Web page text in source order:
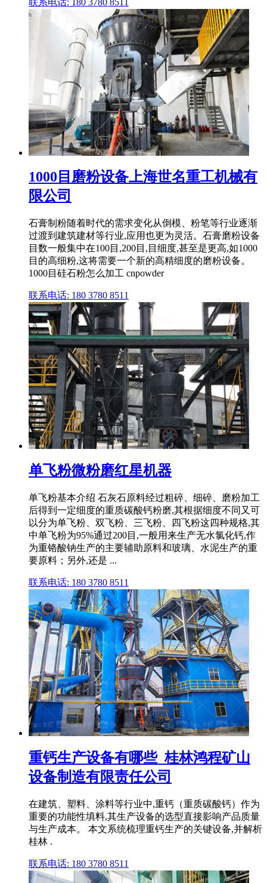
1000目磨粉设备上海世名重工机械有
限公司
石膏制粉随着时代的需求变化从倒模、粉笔等行业逐渐
过渡到建筑建材等行业,应用也更为灵活。石膏磨粉设备
目数一般集中在100目,200目,目细度,甚至是更高,如1000
目的高细粉,这将需要一个新的高精细度的磨粉设备。
1000目硅石粉怎么加工 cnpowder
联系电话: 180 3780 8511
单飞粉微粉磨红星机器
单飞粉基本介绍 石灰石原料经过粗碎、细碎、磨粉加工
后得到一定细度的重质碳酸钙粉磨,其根据细度不同又可
以分为单飞粉、双飞粉、三飞粉、四飞粉这四种规格,其
中单飞粉为95%通过200目,一般用来生产无水氯化钙,作
为重铬酸钠生产的主要辅助原料和玻璃、水泥生产的重
要原料；另外,还是 ...
联系电话: 180 3780 8511
重钙生产设备有哪些_桂林鸿程矿山
设备制造有限责任公司
在建筑、塑料、涂料等行业中,重钙（重质碳酸钙）作为
重要的功能性填料,其生产设备的选型直接影响产品质量
与生产成本。 本文系统梳理重钙生产的关键设备,并解析
桂林 .
联系电话: 180 3780 8511